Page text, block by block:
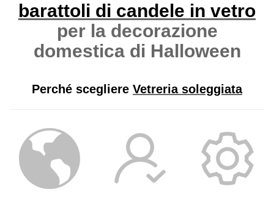
barattoli di candele in vetro
per la decorazione
domestica di Halloween
Perché scegliere Vetreria soleggiata